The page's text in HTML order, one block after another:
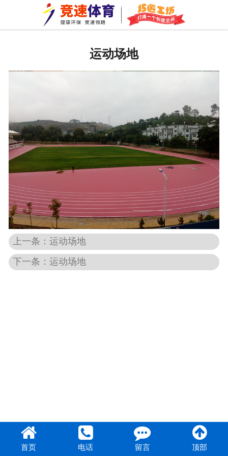
网站首页
新闻资讯
成功案例
资质荣誉
公司环境
车间一角
运动场地
上一条：运动场地
下一条：运动场地
首页 电话 留言 顶部